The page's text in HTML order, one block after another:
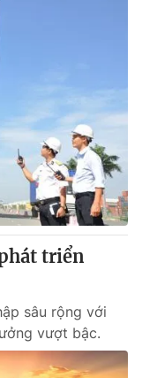
triển
sâu rộng với
vượt bậc.